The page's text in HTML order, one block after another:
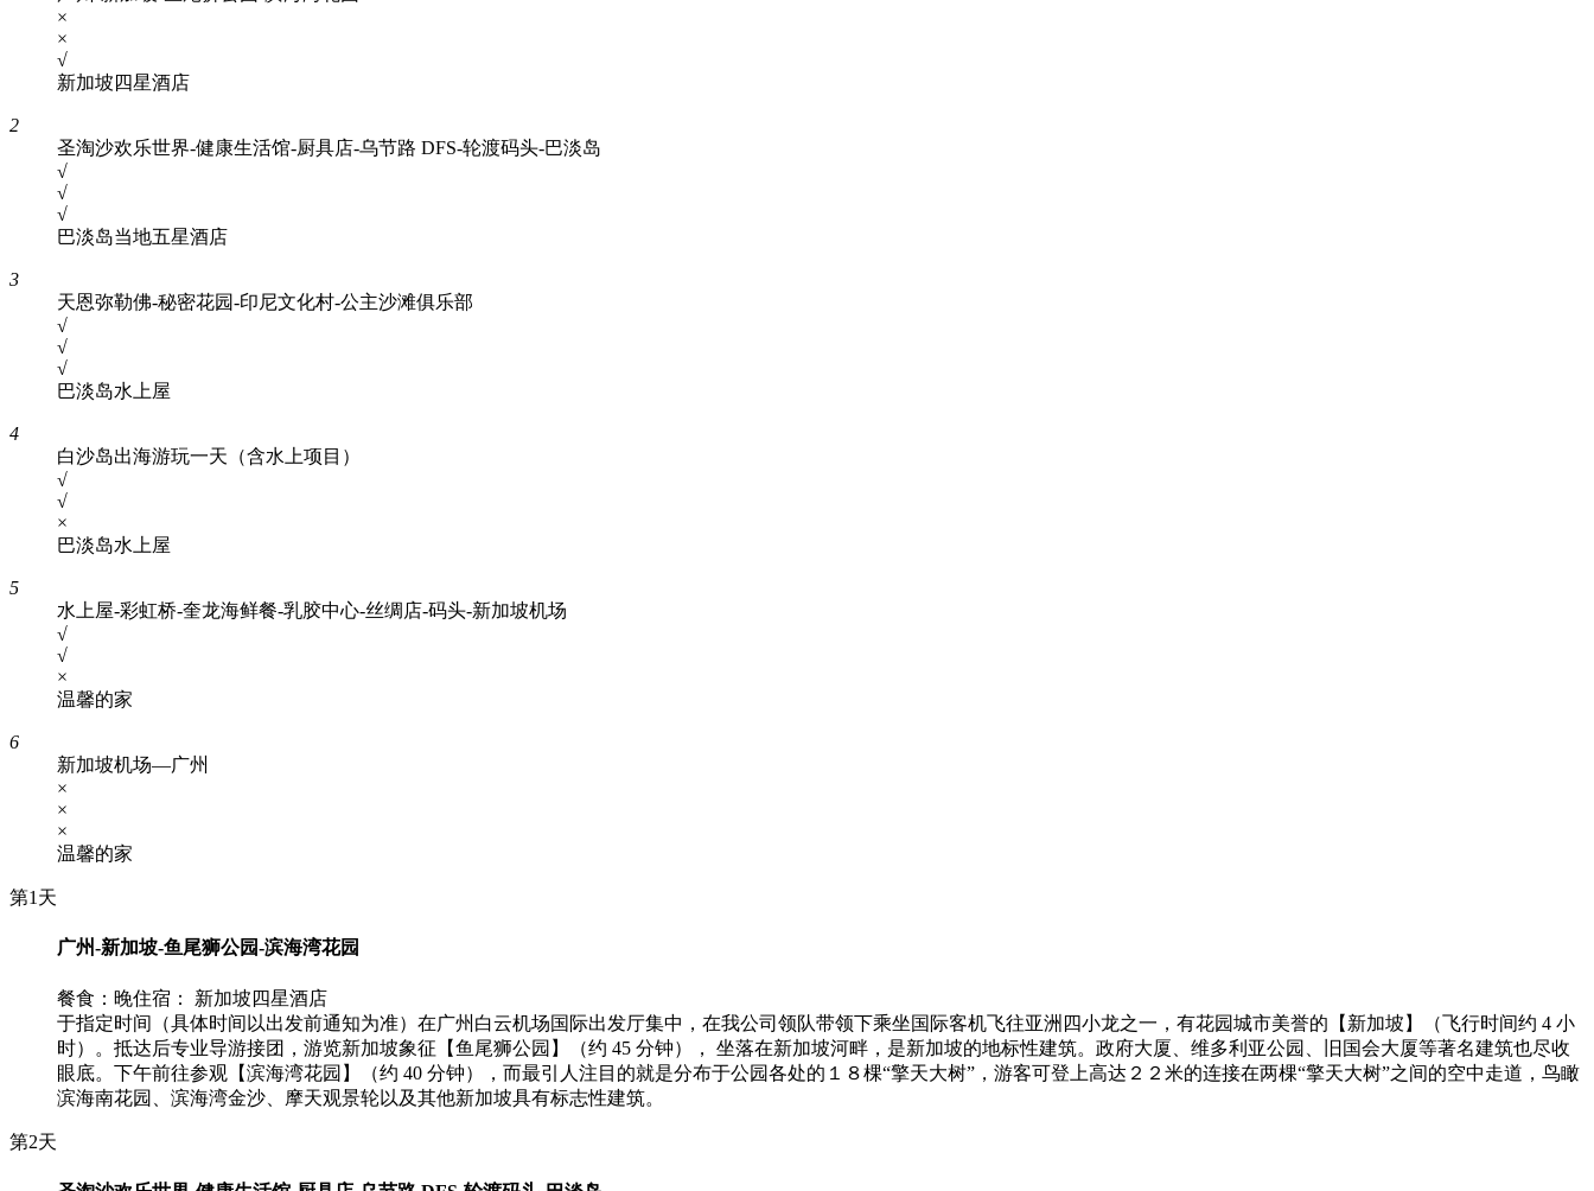
×
×
√
新加坡四星酒店
2
圣淘沙欢乐世界-健康生活馆-厨具店-乌节路 DFS-轮渡码头-巴淡岛
√
√
√
巴淡岛当地五星酒店
3
天恩弥勒佛-秘密花园-印尼文化村-公主沙滩俱乐部
√
√
√
巴淡岛水上屋
4
白沙岛出海游玩一天（含水上项目）
√
√
×
巴淡岛水上屋
5
水上屋-彩虹桥-奎龙海鲜餐-乳胶中心-丝绸店-码头-新加坡机场
√
√
×
温馨的家
6
新加坡机场—广州
×
×
×
温馨的家
第1天
广州-新加坡-鱼尾狮公园-滨海湾花园
餐食：晚住宿： 新加坡四星酒店
于指定时间（具体时间以出发前通知为准）在广州白云机场国际出发厅集中，在我公司领队带领下乘坐国际客机飞往亚洲四小龙之一，有花园城市美誉的【新加坡】（飞行时间约 4 小
时）。抵达后专业导游接团，游览新加坡象征【鱼尾狮公园】（约 45 分钟）， 坐落在新加坡河畔，是新加坡的地标性建筑。政府大厦、维多利亚公园、旧国会大厦等著名建筑也尽收
眼底。下午前往参观【滨海湾花园】（约 40 分钟），而最引人注目的就是分布于公园各处的１８棵“擎天大树”，游客可登上高达２２米的连接在两棵“擎天大树”之间的空中走道，鸟瞰
滨海南花园、滨海湾金沙、摩天观景轮以及其他新加坡具有标志性建筑。
第2天